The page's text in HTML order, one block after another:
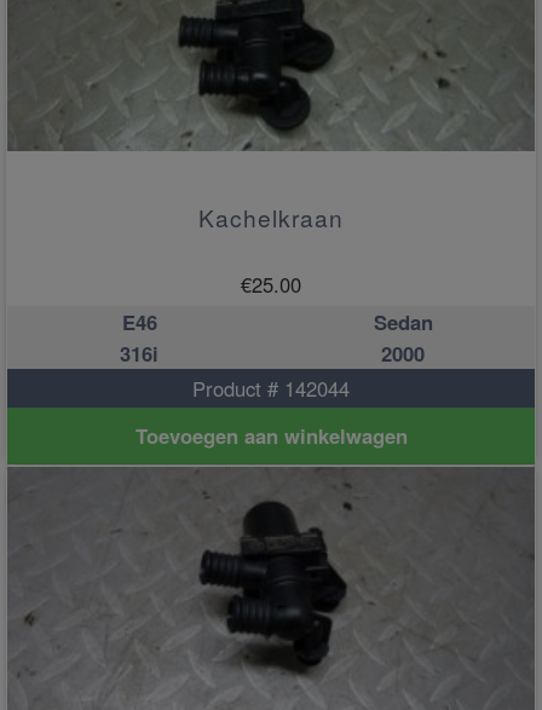
Kachelkraan
€25.00
E46
Sedan
316i
2000
Product # 142044
Toevoegen aan winkelwagen